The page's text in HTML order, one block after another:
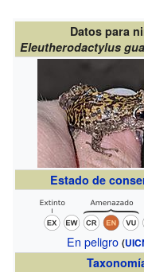
Datos para
Eleutherodactylus
Estado de
En peligro (